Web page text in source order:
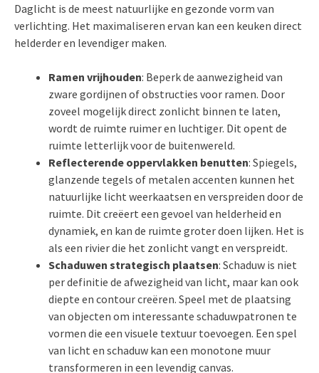
Daglicht is de meest natuurlijke en gezonde vorm van
verlichting. Het maximaliseren ervan kan een keuken direct
helderder en levendiger maken.
Ramen vrijhouden: Beperk de aanwezigheid van
zware gordijnen of obstructies voor ramen. Door
zoveel mogelijk direct zonlicht binnen te laten,
wordt de ruimte ruimer en luchtiger. Dit opent de
ruimte letterlijk voor de buitenwereld.
Reflecterende oppervlakken benutten: Spiegels,
glanzende tegels of metalen accenten kunnen het
natuurlijke licht weerkaatsen en verspreiden door de
ruimte. Dit creëert een gevoel van helderheid en
dynamiek, en kan de ruimte groter doen lijken. Het is
als een rivier die het zonlicht vangt en verspreidt.
Schaduwen strategisch plaatsen: Schaduw is niet
per definitie de afwezigheid van licht, maar kan ook
diepte en contour creëren. Speel met de plaatsing
van objecten om interessante schaduwpatronen te
vormen die een visuele textuur toevoegen. Een spel
van licht en schaduw kan een monotone muur
transformeren in een levendig canvas.